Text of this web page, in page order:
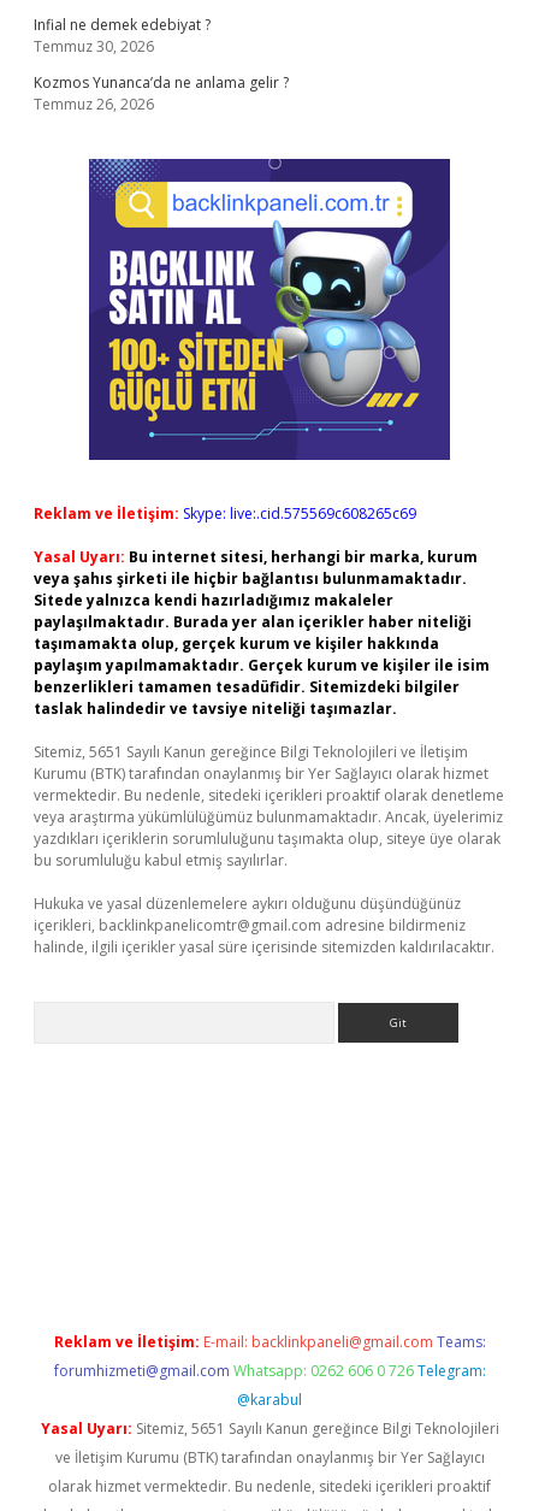
Infial ne demek edebiyat ?
Temmuz 30, 2026
Kozmos Yunanca’da ne anlama gelir ?
Temmuz 26, 2026
Reklam ve İletişim: Skype: live:.cid.575569c608265c69
Yasal Uyarı: Bu internet sitesi, herhangi bir marka, kurum
veya şahıs şirketi ile hiçbir bağlantısı bulunmamaktadır.
Sitede yalnızca kendi hazırladığımız makaleler
paylaşılmaktadır. Burada yer alan içerikler haber niteliği
taşımamakta olup, gerçek kurum ve kişiler hakkında
paylaşım yapılmamaktadır. Gerçek kurum ve kişiler ile isim
benzerlikleri tamamen tesadüfidir. Sitemizdeki bilgiler
taslak halindedir ve tavsiye niteliği taşımazlar.
Sitemiz, 5651 Sayılı Kanun gereğince Bilgi Teknolojileri ve İletişim
Kurumu (BTK) tarafından onaylanmış bir Yer Sağlayıcı olarak hizmet
vermektedir. Bu nedenle, sitedeki içerikleri proaktif olarak denetleme
veya araştırma yükümlülüğümüz bulunmamaktadır. Ancak, üyelerimiz
yazdıkları içeriklerin sorumluluğunu taşımakta olup, siteye üye olarak
bu sorumluluğu kabul etmiş sayılırlar.
Hukuka ve yasal düzenlemelere aykırı olduğunu düşündüğünüz
içerikleri, backlinkpanelicomtr@gmail.com adresine bildirmeniz
halinde, ilgili içerikler yasal süre içerisinde sitemizden kaldırılacaktır.
Reklam ve İletişim: E-mail: backlinkpaneli@gmail.com Teams:
forumhizmeti@gmail.com Whatsapp: 0262 606 0 726 Telegram:
@karabul
Yasal Uyarı: Sitemiz, 5651 Sayılı Kanun gereğince Bilgi Teknolojileri
ve İletişim Kurumu (BTK) tarafından onaylanmış bir Yer Sağlayıcı
olarak hizmet vermektedir. Bu nedenle, sitedeki içerikleri proaktif